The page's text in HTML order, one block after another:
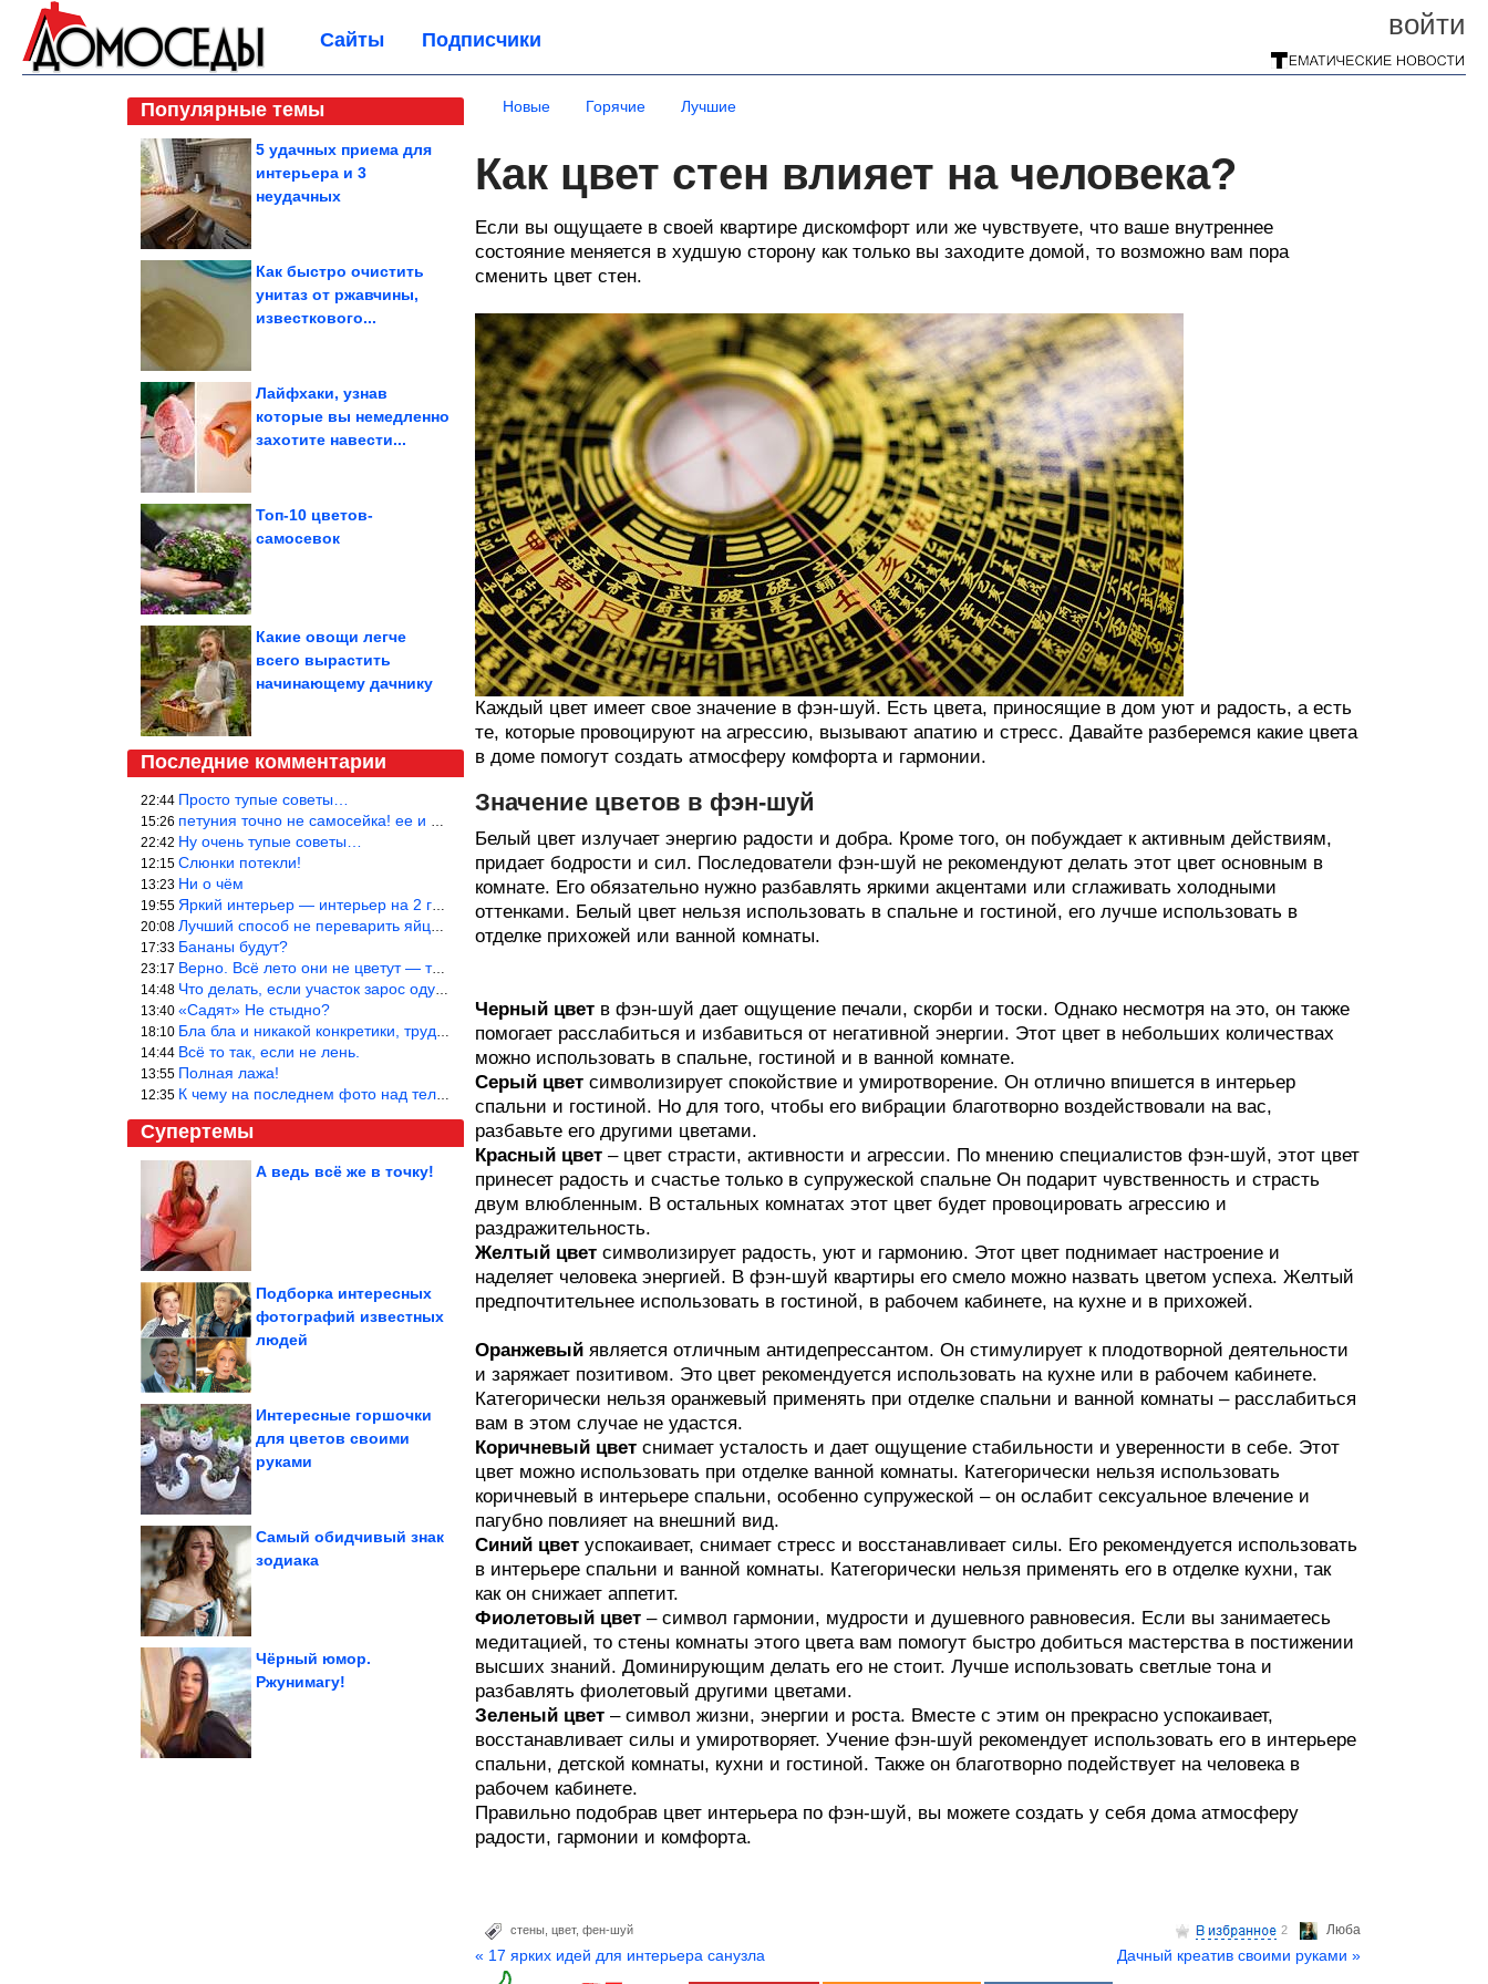
войти
Сайты Подписчики
Популярные темы
5 удачных приема для
интерьера и 3
неудачных
Как быстро очистить
унитаз от ржавчины,
известкового...
Лайфхаки, узнав
которые вы немедленно
захотите навести...
Топ-10 цветов-
самосевок
Какие овощи легче
всего вырастить
начинающему дачнику
Последние комментарии
22:44 Просто тупые советы…
15:26 петуния точно не самосейка! ее и из рассады тяжело вырастить!
22:42 Ну очень тупые советы…
12:15 Слюнки потекли!
13:23 Ни о чём
19:55 Яркий интерьер — интерьер на 2 года! Человек должен отдыхать в с
20:08 Лучший способ не переварить яйцо — довести его до кипения и выкл
17:33 Бананы будут?
23:17 Верно. Всё лето они не цветут — только в его начале. Достаточно
14:48 Что делать, если участок зарос одуванчиками — ничего.
13:40 «Садят» Не стыдно?
18:10 Бла бла и никакой конкретики, трудно указать наименование рекоме
14:44 Всё то так, если не лень.
13:55 Полная лажа!
12:35 К чему на последнем фото над телевизором две полки? Делают интер
Супертемы
А ведь всё же в точку!
Подборка интересных
фотографий известных
людей
Интересные горшочки
для цветов своими
руками
Подборка душевных
Самый обидчивый знак
зодиака
Чёрный юмор.
Ржунимагу!
Новые Горячие Лучшие
Как цвет стен влияет на человека?
Если вы ощущаете в своей квартире дискомфорт или же чувствуете, что ваше внутреннее
состояние меняется в худшую сторону как только вы заходите домой, то возможно вам пора
сменить цвет стен.
Каждый цвет имеет свое значение в фэн-шуй. Есть цвета, приносящие в дом уют и радость, а есть
те, которые провоцируют на агрессию, вызывают апатию и стресс. Давайте разберемся какие цвета
в доме помогут создать атмосферу комфорта и гармонии.
Значение цветов в фэн-шуй
Белый цвет излучает энергию радости и добра. Кроме того, он побуждает к активным действиям,
придает бодрости и сил. Последователи фэн-шуй не рекомендуют делать этот цвет основным в
комнате. Его обязательно нужно разбавлять яркими акцентами или сглаживать холодными
оттенками. Белый цвет нельзя использовать в спальне и гостиной, его лучше использовать в
отделке прихожей или ванной комнаты.
Черный цвет в фэн-шуй дает ощущение печали, скорби и тоски. Однако несмотря на это, он также
помогает расслабиться и избавиться от негативной энергии. Этот цвет в небольших количествах
можно использовать в спальне, гостиной и в ванной комнате.
Серый цвет символизирует спокойствие и умиротворение. Он отлично впишется в интерьер
спальни и гостиной. Но для того, чтобы его вибрации благотворно воздействовали на вас,
разбавьте его другими цветами.
Красный цвет – цвет страсти, активности и агрессии. По мнению специалистов фэн-шуй, этот цвет
принесет радость и счастье только в супружеской спальне Он подарит чувственность и страсть
двум влюбленным. В остальных комнатах этот цвет будет провоцировать агрессию и
раздражительность.
Желтый цвет символизирует радость, уют и гармонию. Этот цвет поднимает настроение и
наделяет человека энергией. В фэн-шуй квартиры его смело можно назвать цветом успеха. Желтый
предпочтительнее использовать в гостиной, в рабочем кабинете, на кухне и в прихожей.
Оранжевый является отличным антидепрессантом. Он стимулирует к плодотворной деятельности
и заряжает позитивом. Это цвет рекомендуется использовать на кухне или в рабочем кабинете.
Категорически нельзя оранжевый применять при отделке спальни и ванной комнаты – расслабиться
вам в этом случае не удастся.
Коричневый цвет снимает усталость и дает ощущение стабильности и уверенности в себе. Этот
цвет можно использовать при отделке ванной комнаты. Категорически нельзя использовать
коричневый в интерьере спальни, особенно супружеской – он ослабит сексуальное влечение и
пагубно повлияет на внешний вид.
Синий цвет успокаивает, снимает стресс и восстанавливает силы. Его рекомендуется использовать
в интерьере спальни и ванной комнаты. Категорически нельзя применять его в отделке кухни, так
как он снижает аппетит.
Фиолетовый цвет – символ гармонии, мудрости и душевного равновесия. Если вы занимаетесь
медитацией, то стены комнаты этого цвета вам помогут быстро добиться мастерства в постижении
высших знаний. Доминирующим делать его не стоит. Лучше использовать светлые тона и
разбавлять фиолетовый другими цветами.
Зеленый цвет – символ жизни, энергии и роста. Вместе с этим он прекрасно успокаивает,
восстанавливает силы и умиротворяет. Учение фэн-шуй рекомендует использовать его в интерьере
спальни, детской комнаты, кухни и гостиной. Также он благотворно подействует на человека в
рабочем кабинете.
Правильно подобрав цвет интерьера по фэн-шуй, вы можете создать у себя дома атмосферу
радости, гармонии и комфорта.
Люба
2
стены цвет, фен-шуй
« 17 ярких идей для интерьера санузла Дачный креатив своими руками »